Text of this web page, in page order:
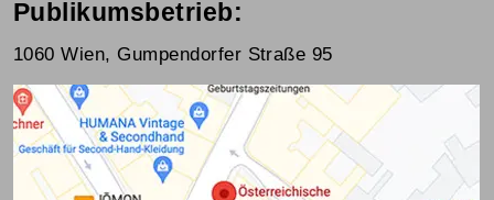
Publikumsbetrieb:
1060 Wien, Gumpendorfer Straße 95